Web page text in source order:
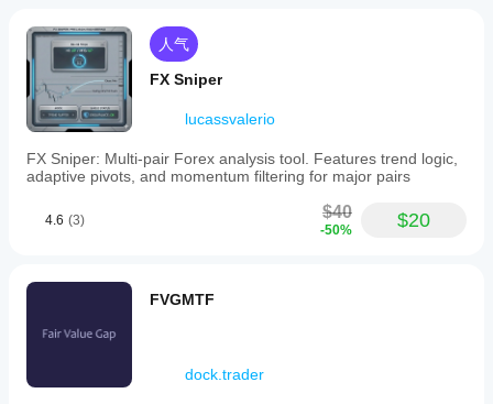
RSI.
It
does
not
repaint,
as
calculations
based
on
candle
人气
FX Sniper
lucassvalerio
FX Sniper: Multi-pair Forex analysis tool. Features trend logic,
adaptive pivots, and momentum filtering for major pairs
4.6 (3) $40
-50% $20
FVGMTF
dock.trader